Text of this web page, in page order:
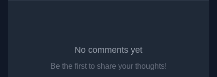
No comments yet
Be the first to share your thoughts!